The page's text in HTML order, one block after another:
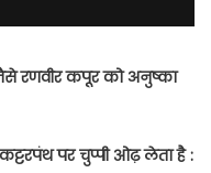
रणवीर कपूर को अनुष्का
पर चुप्पी ओढ़ लेता है :